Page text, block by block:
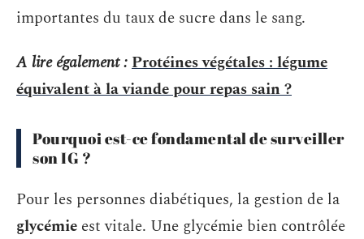
importantes du taux de sucre dans le sang.
A lire également :Protéines végétales : légume
équivalent à la viande pour repas sain ?
Pourquoi est-ce fondamental de surveiller
son IG ?
Pour les personnes diabétiques, la gestion de la
glycémie est vitale. Une glycémie bien contrôlée